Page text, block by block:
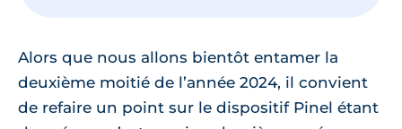
Alors que nous allons bientôt entamer la
deuxième moitié de l’année 2024, il convient
de refaire un point sur le dispositif Pinel étant